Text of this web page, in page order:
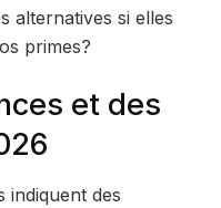
alternatives si elles
primes?
et des
indiquent des